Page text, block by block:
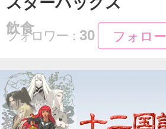
飲食 フォロー
フォロー
フォロワー： 30